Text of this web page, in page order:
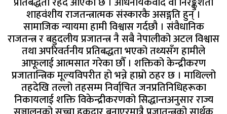
शाहवंशीय राजतन्त्रात्मक संस्कारकै असङ्गति हुन् ।
सामाजिक न्यायमा हामी विश्वास गर्दछौ । संवैधानिक
राजतन्त्र र बहुदलीय प्रजातन्त्र नै सबै नेपालीको अटल विश्वास
तथा अपरिवर्तनीय प्रतिबद्धता भएको तथ्यसँग हामीले
आफूलाई आत्मसात गरेका छौँ । शक्तिको केन्द्रीकरण
प्रजातान्त्रिक मूल्यविपरीत हो भन्ने हाम्रो ठहर छ । माथिल्लो
तहदेखि तल्लो तहसम्म निर्वा्चित जनप्रतिनिधिहरूका
निकायलाई शक्ति विकेन्द्रीकरणको सिद्धान्तअनुसार राज्य